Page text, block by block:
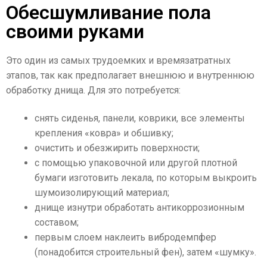
Обесшумливание пола
своими руками
Это один из самых трудоемких и времязатратных
этапов, так как предполагает внешнюю и внутреннюю
обработку днища. Для это потребуется:
снять сиденья, панели, коврики, все элементы
крепления «ковра» и обшивку;
очистить и обезжирить поверхности;
с помощью упаковочной или другой плотной
бумаги изготовить лекала, по которым выкроить
шумоизолирующий материал;
днище изнутри обработать антикоррозионным
составом;
первым слоем наклеить вибродемпфер
(понадобится строительный фен), затем «шумку».